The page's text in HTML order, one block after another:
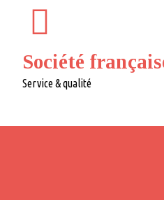
Société
Service & qualité